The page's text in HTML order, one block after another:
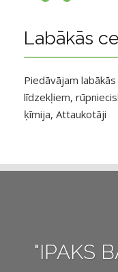
Labākās
Piedāvājam
līdzekļiem,
ķīmija, Attaukotāji
"IPAKS